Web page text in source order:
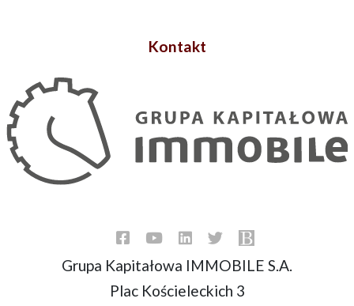
Kontakt
Grupa Kapitałowa IMMOBILE S.A.
Plac Kościeleckich 3